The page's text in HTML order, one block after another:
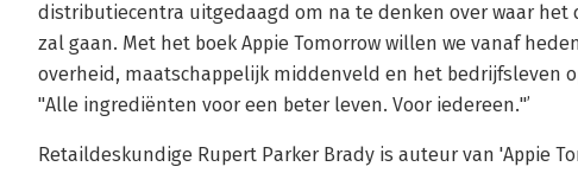
distributiecentra uitgedaagd om na te denken over waar het
zal gaan. Met het boek Appie Tomorrow willen we vanaf
overheid, maatschappelijk middenveld en het bedrijfsleven
"Alle ingrediënten voor een beter leven. Voor iedereen."’
Retaildeskundige Rupert Parker Brady is auteur van 'Appie